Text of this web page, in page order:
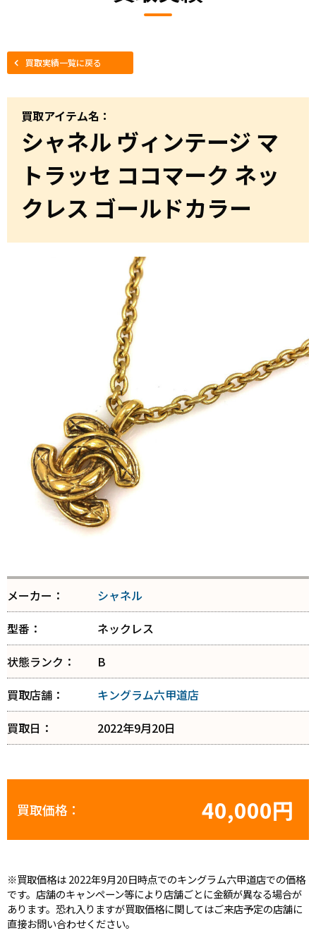
買取実績一覧に戻る
買取アイテム名：
シャネル ヴィンテージ マ
トラッセ ココマーク ネッ
クレス ゴールドカラー
メーカー：
シャネル
型番：
ネックレス
状態ランク：
B
買取店舗：
キングラム六甲道店
買取日：
2022年9月20日
買取価格： 40,000円
※買取価格は 2022年9月20日時点でのキングラム六甲道店での価格
です。店舗のキャンペーン等により店舗ごとに金額が異なる場合が
あります。恐れ入りますが買取価格に関してはご来店予定の店舗に
直接お問い合わせください。